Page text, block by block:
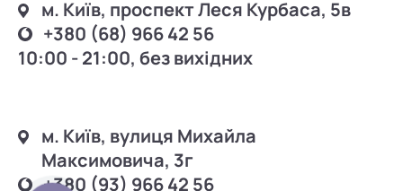
м. Київ, проспект Леся Курбаса, 5в
+380 (68) 966 42 56
10:00 - 21:00, без вихідних
м. Київ, вулиця Михайла
Максимовича, 3г
+380 (93) 966 42 56